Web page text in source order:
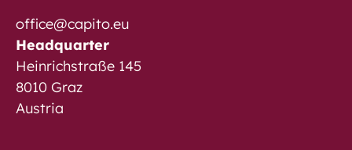
office@capito.eu
Headquarter
Heinrichstraße 145
8010 Graz
Austria